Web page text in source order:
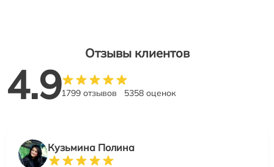
Отзывы клиентов
4.91799 отзывов 5358 оценок
Кузьмина Полина